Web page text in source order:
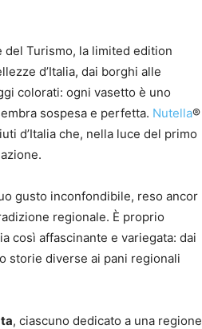
del Turismo, la limited edition
d’Italia, dai borghi alle
colorati: ogni vasetto è uno
sospesa e perfetta. Nutella®
d’Italia che, nella luce del primo
gusto inconfondibile, reso ancor
regionale. È proprio
così affascinante e variegata: dai
storie diverse ai pani regionali
, ciascuno dedicato a una regione